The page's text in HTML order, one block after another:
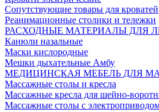
Сопутствующие товары для кроватей
Реанимационные столики и тележки
РАСХОДНЫЕ МАТЕРИАЛЫ ДЛЯ
Канюли назальные
Маски кислородные
Мешки дыхательные Амбу
МЕДИЦИНСКАЯ МЕБЕЛЬ ДЛЯ
Массажные столы и кресла
Массажные кресла для шейно-
Массажные столы с